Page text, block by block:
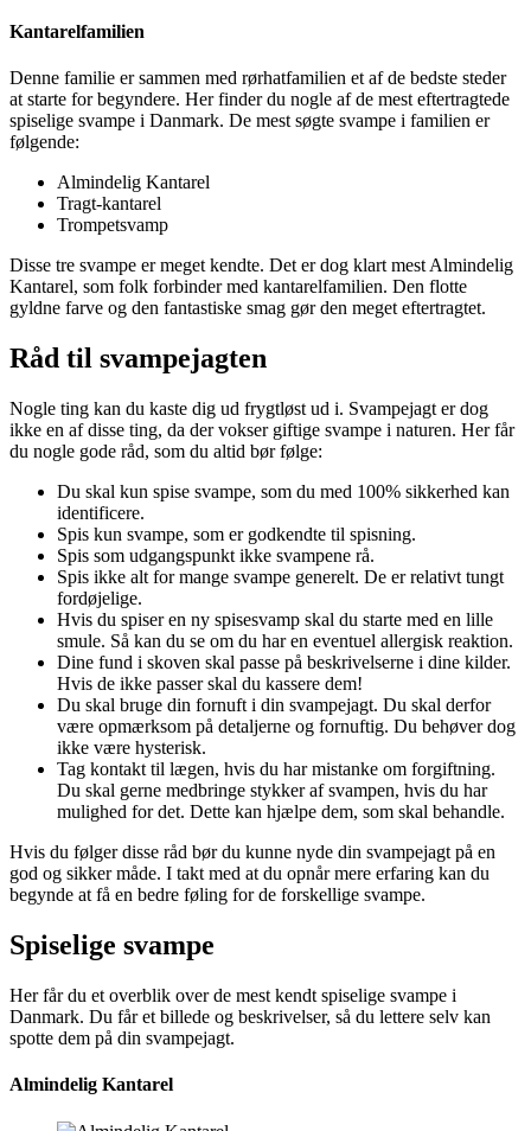
Kantarelfamilien
Denne familie er sammen med rørhatfamilien et af de bedste steder
at starte for begyndere. Her finder du nogle af de mest eftertragtede
spiselige svampe i Danmark. De mest søgte svampe i familien er
følgende:
Almindelig Kantarel
Tragt-kantarel
Trompetsvamp
Disse tre svampe er meget kendte. Det er dog klart mest Almindelig
Kantarel, som folk forbinder med kantarelfamilien. Den flotte
gyldne farve og den fantastiske smag gør den meget eftertragtet.
Råd til svampejagten
Nogle ting kan du kaste dig ud frygtløst ud i. Svampejagt er dog
ikke en af disse ting, da der vokser giftige svampe i naturen. Her får
du nogle gode råd, som du altid bør følge:
Du skal kun spise svampe, som du med 100% sikkerhed kan
identificere.
Spis kun svampe, som er godkendte til spisning.
Spis som udgangspunkt ikke svampene rå.
Spis ikke alt for mange svampe generelt. De er relativt tungt
fordøjelige.
Hvis du spiser en ny spisesvamp skal du starte med en lille
smule. Så kan du se om du har en eventuel allergisk reaktion.
Dine fund i skoven skal passe på beskrivelserne i dine kilder.
Hvis de ikke passer skal du kassere dem!
Du skal bruge din fornuft i din svampejagt. Du skal derfor
være opmærksom på detaljerne og fornuftig. Du behøver dog
ikke være hysterisk.
Tag kontakt til lægen, hvis du har mistanke om forgiftning.
Du skal gerne medbringe stykker af svampen, hvis du har
mulighed for det. Dette kan hjælpe dem, som skal behandle.
Hvis du følger disse råd bør du kunne nyde din svampejagt på en
god og sikker måde. I takt med at du opnår mere erfaring kan du
begynde at få en bedre føling for de forskellige svampe.
Spiselige svampe
Her får du et overblik over de mest kendt spiselige svampe i
Danmark. Du får et billede og beskrivelser, så du lettere selv kan
spotte dem på din svampejagt.
Almindelig Kantarel